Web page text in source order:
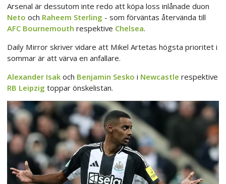
Arsenal är dessutom inte redo att köpa loss inlånade duon
Neto och Raheem Sterling - som förväntas återvända till
AFC Bournemouth respektive Chelsea.
Daily Mirror skriver vidare att Mikel Artetas högsta prioritet i
sommar är att värva en anfallare.
Alexander Isak och Benjamin Sesko i Newcastle respektive
RB Leipzig toppar önskelistan.